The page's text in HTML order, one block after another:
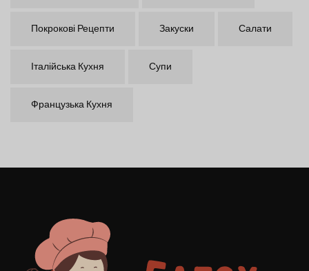
Покрокові Рецепти Закуски Салати
Італійська Кухня Супи
Французька Кухня